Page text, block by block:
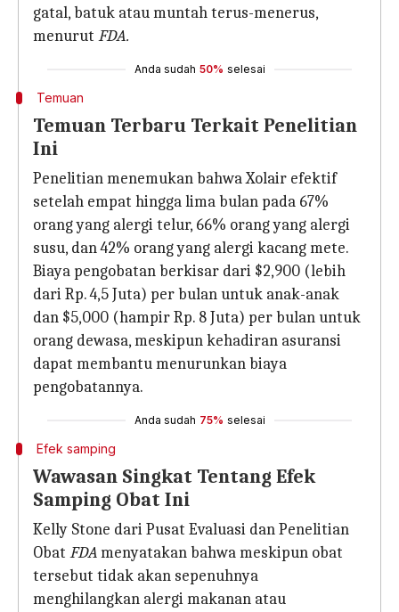
gatal, batuk atau muntah terus-menerus,
menurut FDA.
Anda sudah 50% selesai
Temuan
Temuan Terbaru Terkait Penelitian
Ini
Penelitian menemukan bahwa Xolair efektif
setelah empat hingga lima bulan pada 67%
orang yang alergi telur, 66% orang yang alergi
susu, dan 42% orang yang alergi kacang mete.
Biaya pengobatan berkisar dari $2,900 (lebih
dari Rp. 4,5 Juta) per bulan untuk anak-anak
dan $5,000 (hampir Rp. 8 Juta) per bulan untuk
orang dewasa, meskipun kehadiran asuransi
dapat membantu menurunkan biaya
pengobatannya.
Anda sudah 75% selesai
Efek samping
Wawasan Singkat Tentang Efek
Samping Obat Ini
Kelly Stone dari Pusat Evaluasi dan Penelitian
Obat FDAmenyatakan bahwa meskipun obat
tersebut tidak akan sepenuhnya
menghilangkan alergi makanan atau